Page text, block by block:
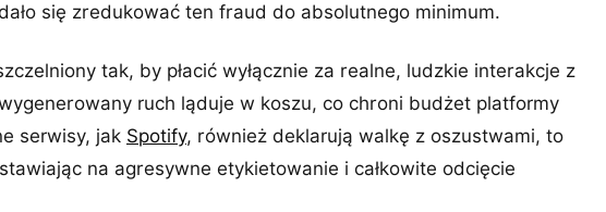
się zredukować ten fraud do absolutnego minimum.
tak, by płacić wyłącznie za realne, ludzkie interakcje z
ruch ląduje w koszu, co chroni budżet platformy
serwisy, jak Spotify, również deklarują walkę z oszustwami, to
na agresywne etykietowanie i całkowite odcięcie